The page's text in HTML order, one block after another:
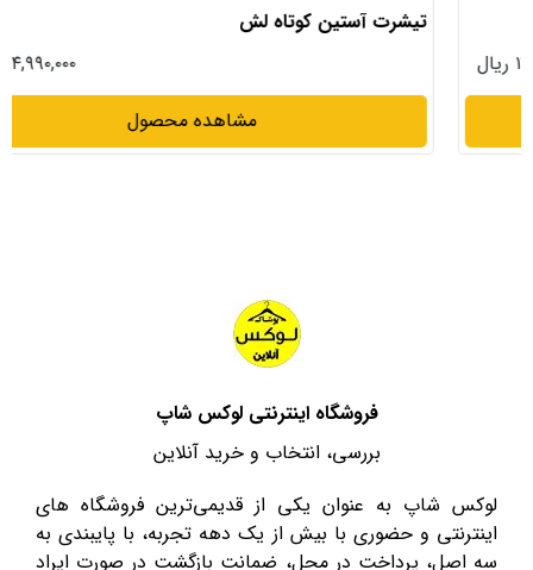
تیشرت آستین کوتاه لش
مشاهده محصول
فروشگاه اینترنتی لوکس شاپ
بررسی، انتخاب و خرید آنلاین
لوکس شاپ به عنوان یکی از قدیمی‌ترین فروشگاه های
اینترنتی و حضوری با بیش از یک دهه تجربه، با پایبندی به
سه اصل، پرداخت در محل، ضمانت بازگشت در صورت ایراد